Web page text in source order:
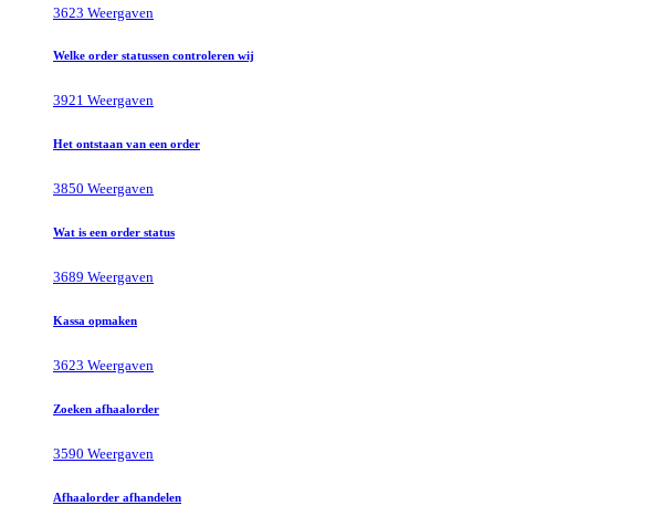
3623 Weergaven
Welke order statussen controleren wij
3921 Weergaven
Het ontstaan van een order
3850 Weergaven
Wat is een order status
3689 Weergaven
Kassa opmaken
3623 Weergaven
Zoeken afhaalorder
3590 Weergaven
Afhaalorder afhandelen